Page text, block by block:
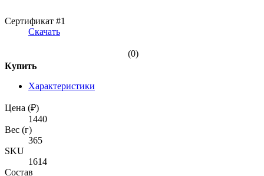
Сертификат #1
Скачать
(0)
Купить
Характеристики
Цена (₽)
1440
Вес (г)
365
SKU
1614
Состав